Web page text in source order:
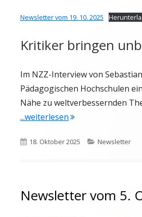
Newsletter vom 19. 10. 2025
Kritiker bringen
Im NZZ-Interview von
Pädagogischen Hochschulen
Nähe zu weltverbessernden
...weiterlesen"Newsletter vom
Veröffentlicht
18. Oktober 2025 Kategorien
Newsletter
Newsletter vom 5.